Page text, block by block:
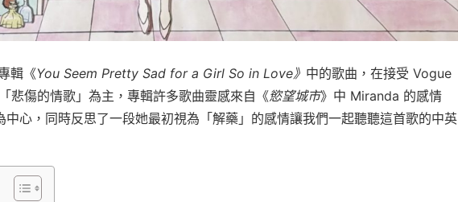
輯《You Seem Pretty Sad for a Girl So in Love》 中的歌曲，在接受 Vogue
悲傷的情歌」為主，專輯許多歌曲靈感來自《慾望城市》中 Miranda 的感情
心，同時反思了一段她最初視為「解藥」的感情讓我們一起聽聽這首歌的中英